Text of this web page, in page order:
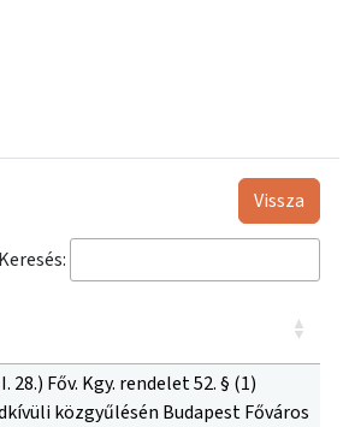
Vissza
Keresés:
Főv. Kgy. rendelet 52. § (1)
közgyűlésén Budapest Főváros